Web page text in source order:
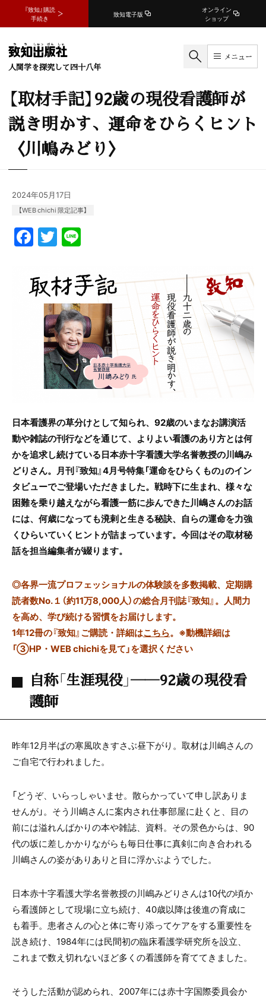
『致知』購読
手続き
致知電子版
オンライン
ショップ
人間学を探究して四十八年
メニュー
【取材手記】92歳の現役看護師が
説き明かす、運命をひらくヒント
〈川嶋みどり〉
2024年05月17日
【WEB chichi 限定記事】
F
a
c
e
b
o
o
T
w
itt
er
e
日本看護界の草分けとして知られ、92歳のいまなお講演活
動や雑誌の刊行などを通じて、よりよい看護のあり方とは何
かを追求し続けている日本赤十字看護大学名誉教授の川嶋み
どりさん。月刊『致知』4月号特集「運命をひらくもの」のイン
タビューでご登場いただきました。戦時下に生まれ、様々な
困難を乗り越えながら看護一筋に歩んできた川嶋さんのお話
には、何歳になっても溌剌と生きる秘訣、自らの運命を力強
くひらいていくヒントが詰まっています。今回はその取材秘
話を担当編集者が綴ります。
◎各界一流プロフェッショナルの体験談を多数掲載、定期購
読者数No.１（約11万8,000人）の総合月刊誌『致知』。人間力
を高め、学び続ける習慣をお届けします。
1年12冊の『致知』ご購読・詳細はこちら。 ※動機詳細は
「③HP・WEB chichiを見て」を選択ください
自称「生涯現役」――92歳の現役看
護師
昨年12月半ばの寒風吹きすさぶ昼下がり。取材は川嶋さんの
ご自宅で行われました。
「どうぞ、いらっしゃいませ。散らかっていて申し訳ありま
せんが」。そう川嶋さんに案内され仕事部屋に赴くと、目の
前には溢れんばかりの本や雑誌、資料。その景色からは、90
代の坂に差しかかりながらも毎日仕事に真剣に向き合われる
川嶋さんの姿がありありと目に浮かぶようでした。
日本赤十字看護大学名誉教授の川嶋みどりさんは10代の頃か
ら看護師として現場に立ち続け、40歳以降は後進の育成に
も着手。患者さんの心と体に寄り添ってケアをする重要性を
説き続け、1984年には民間初の臨床看護学研究所を設立、
これまで数え切れないほど多くの看護師を育ててきました。
そうした活動が認められ、2007年には赤十字国際委員会か